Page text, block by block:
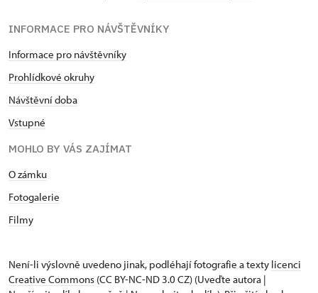
INFORMACE PRO NÁVŠTĚVNÍKY
Informace pro návštěvníky
Prohlídkové okruhy
Návštěvní doba
Vstupné
MOHLO BY VÁS ZAJÍMAT
O zámku
Fotogalerie
Filmy
Není-li výslovně uvedeno jinak, podléhají fotografie a texty licenci
Creative Commons (CC BY-NC-ND 3.0 CZ) (Uveďte autora |